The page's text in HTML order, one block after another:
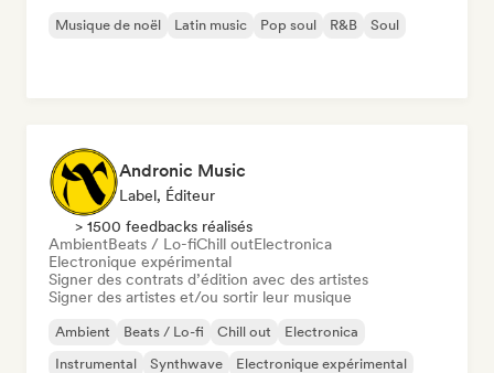
Musique de noël Latin music Pop soul R&B Soul
Andronic Music
Label, Éditeur
> 1500 feedbacks réalisés
AmbientBeats / Lo-fiChill outElectronica
Electronique expérimental
Signer des contrats d’édition avec des artistes
Signer des artistes et/ou sortir leur musique
Ambient Beats / Lo-fi Chill out
Electronica
Instrumental
Synthwave Electronique expérimental